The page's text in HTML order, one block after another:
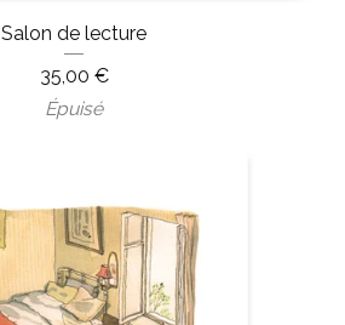
Salon de lecture
35,00 €
Épuisé